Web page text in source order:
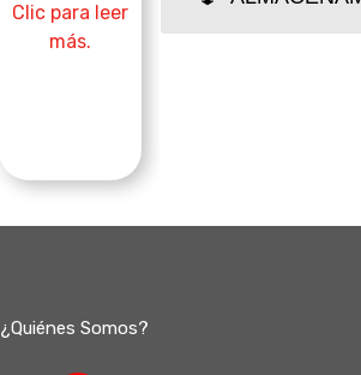
Clic para leer
más.
¿Quiénes Somos?